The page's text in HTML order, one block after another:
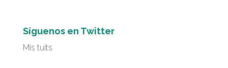
Síguenos en Twitter
Mis tuits